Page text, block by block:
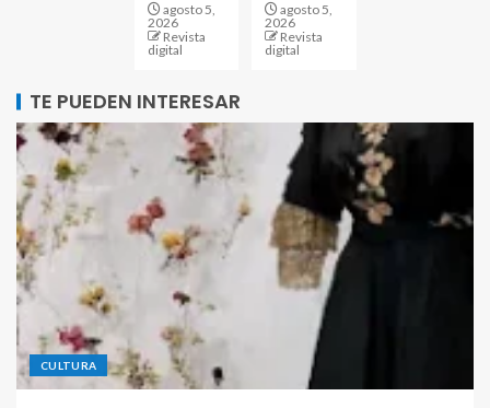
agosto 5,
2026
Revista
digital
agosto 5,
2026
Revista
digital
TE PUEDEN INTERESAR
CULTURA